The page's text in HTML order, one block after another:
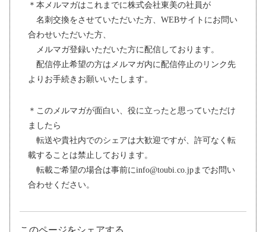
＊本メルマガはこれまでに株式会社東美の社員が
名刺交換をさせていただいた方、WEBサイトにお問い
合わせいただいた方、
メルマガ登録いただいた方に配信しております。
配信停止希望の方はメルマガ内に配信停止のリンク先
よりお手続きお願いいたします。
＊このメルマガが面白い、役に立ったと思っていただけ
ましたら
転送や貴社内でのシェアは大歓迎ですが、許可なく転
載することは禁止しております。
転載ご希望の場合は事前にinfo@toubi.co.jpまでお問い
合わせください。